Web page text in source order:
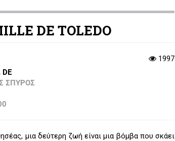
DE TOLEDO
1997
DE
ΣΠΥΡΟΣ
μια δεύτερη ζωή είναι μια βόμβα που σκάει